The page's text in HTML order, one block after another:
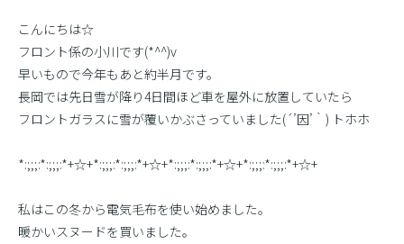
こんにちは☆
フロント係の小川です(*^^)v
早いもので今年もあと約半月です。
長岡では先日雪が降り4日間ほど車を屋外に放置していたら
フロントガラスに雪が覆いかぶさっていました(´’因’｀) トホホ
*:;;;:*:;;;:*+☆+*:;;;:*:;;;:*+☆+*:;;;:*:;;;:*+☆+*:;;;:*:;;;:*+☆+
私はこの冬から電気毛布を使い始めました。
暖かいスヌードを買いました。